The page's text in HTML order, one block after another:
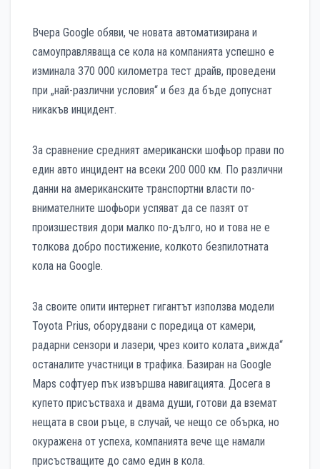
Вчера Google обяви, че новата автоматизирана и
самоуправляваща се кола на компанията успешно е
изминала 370 000 километра тест драйв, проведени
при „най-различни условия“ и без да бъде допуснат
никакъв инцидент.
За сравнение средният американски шофьор прави по
един авто инцидент на всеки 200 000 км. По различни
данни на американските транспортни власти по-
внимателните шофьори успяват да се пазят от
произшествия дори малко по-дълго, но и това не е
толкова добро постижение, колкото безпилотната
кола на Google.
За своите опити интернет гигантът използва модели
Toyota Prius, оборудвани с поредица от камери,
радарни сензори и лазери, чрез които колата „вижда“
останалите участници в трафика. Базиран на Google
Maps софтуер пък извършва навигацията. Досега в
купето присъстваха и двама души, готови да вземат
нещата в свои ръце, в случай, че нещо се обърка, но
окуражена от успеха, компанията вече ще намали
присъстващите до само един в кола.